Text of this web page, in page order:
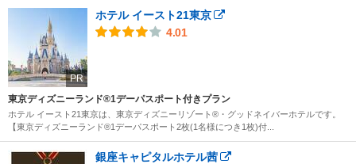
PR
ホテル イースト21東京
4.01
東京ディズニーランド®1デーパスポート付きプラン
ホテル イースト21東京は、東京ディズニーリゾート®・グッドネイバーホテルです。
【東京ディズニーランド®1デーパスポート2枚(1名様につき1枚)付...
銀座キャピタルホテル茜